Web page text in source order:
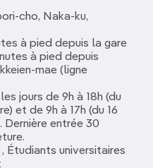
cho, Naka-ku,
à pied depuis la gare
à pied depuis
mae (ligne
jours de 9h à 18h (du
et de 9h à 17h (du 16
Dernière entrée 30
Étudiants universitaires